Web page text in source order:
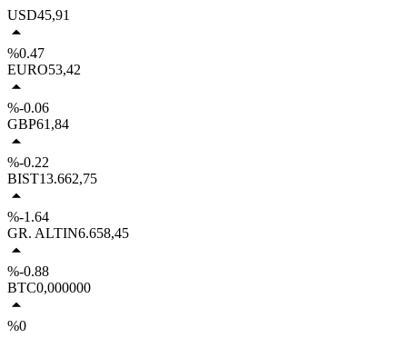
USD45,91
%0.47
EURO53,42
%-0.06
GBP61,84
%-0.22
BIST13.662,75
%-1.64
GR. ALTIN6.658,45
%-0.88
BTC0,000000
%0